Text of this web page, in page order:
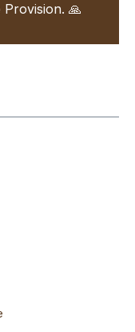
Provision. 🙏